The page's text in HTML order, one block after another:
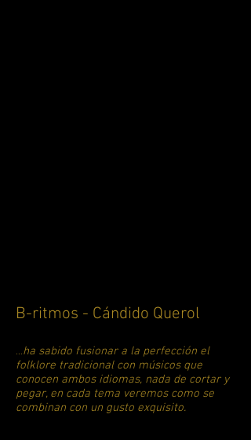
B-ritmos - Cándido Querol
...ha sabido fusionar a la perfección el
folklore tradicional con músicos que
conocen ambos idiomas, nada de cortar y
pegar, en cada tema veremos como se
combinan con un gusto exquisito.